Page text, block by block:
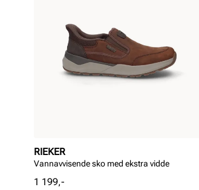
RIEKER
Vannavvisende sko med ekstra vidde
Pris
1 199,-